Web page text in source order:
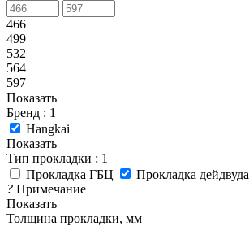
466
499
532
564
597
Показать
Бренд : 1
Hangkai
Показать
Тип прокладки : 1
Прокладка ГБЦ
Прокладка дейдвуда
? Примечание
Показать
Толщина прокладки, мм